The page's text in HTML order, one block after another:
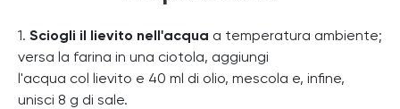
1. Sciogli il lievito nell'acqua a temperatura ambiente;
versa la farina in una ciotola, aggiungi
l'acqua col lievito e 40 ml di olio, mescola e, infine,
unisci 8 g di sale.